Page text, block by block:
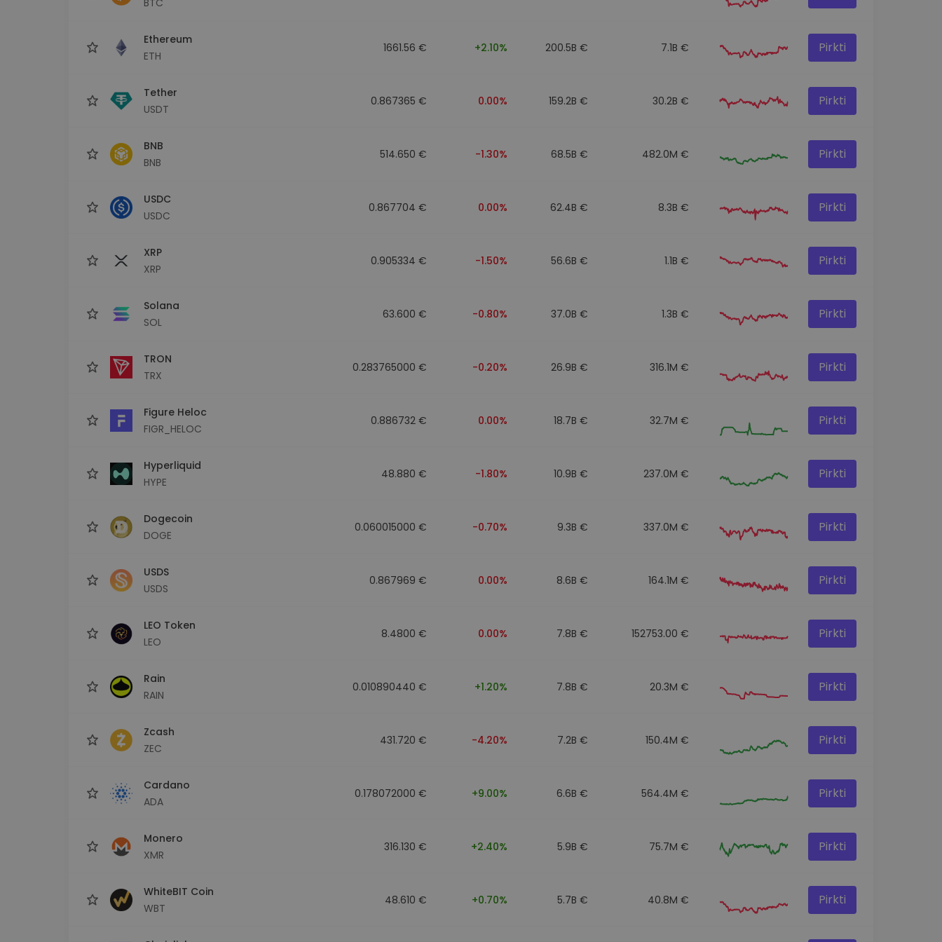
Ethereum
ETH
1661.56 € +2.10% 200.5B € 7.1B € Pirkti
Tether
USDT
0.867365 € 0.00% 159.2B € 30.2B € Pirkti
BNB
BNB
514.650 € -1.30% 68.5B € 482.0M € Pirkti
USDC
USDC
0.867704 € 0.00% 62.4B € 8.3B € Pirkti
XRP
XRP
0.905334 € -1.50% 56.6B € 1.1B € Pirkti
Solana
SOL
63.600 € -0.80% 37.0B € 1.3B € Pirkti
TRON
TRX
0.283765000 € -0.20% 26.9B € 316.1M € Pirkti
Figure Heloc
FIGR_HELOC
0.886732 € 0.00% 18.7B € 32.7M € Pirkti
Hyperliquid
HYPE
48.880 € -1.80% 10.9B € 237.0M € Pirkti
Dogecoin
DOGE
0.060015000 € -0.70% 9.3B € 337.0M € Pirkti
USDS
USDS
0.867969 € 0.00% 8.6B € 164.1M € Pirkti
LEO Token
LEO
8.4800 € 0.00% 7.8B € 152753.00 € Pirkti
Rain
RAIN
0.010890440 € +1.20% 7.8B € 20.3M € Pirkti
Zcash
ZEC
431.720 € -4.20% 7.2B € 150.4M € Pirkti
Cardano
ADA
0.178072000 € +9.00% 6.6B € 564.4M € Pirkti
Monero
XMR
316.130 € +2.40% 5.9B € 75.7M € Pirkti
WhiteBIT Coin
WBT
48.610 € +0.70% 5.7B € 40.8M € Pirkti